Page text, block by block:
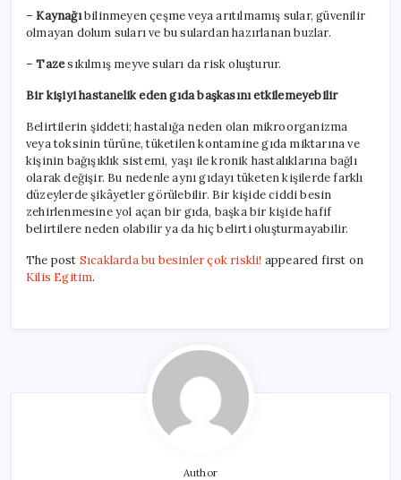
– Kaynağıbilinmeyen çeşme veya arıtılmamış sular, güvenilir
olmayan dolum suları ve bu sulardan hazırlanan buzlar.
– Tazesıkılmış meyve suları da risk oluşturur.
Bir kişiyi hastanelik eden gıda başkasını etkilemeyebilir
Belirtilerin şiddeti; hastalığa neden olan mikroorganizma
veya toksinin türüne, tüketilen kontamine gıda miktarına ve
kişinin bağışıklık sistemi, yaşı ile kronik hastalıklarına bağlı
olarak değişir. Bu nedenle aynı gıdayı tüketen kişilerde farklı
düzeylerde şikâyetler görülebilir. Bir kişide ciddi besin
zehirlenmesine yol açan bir gıda, başka bir kişide hafif
belirtilere neden olabilir ya da hiç belirti oluşturmayabilir.
The post Sıcaklarda bu besinler çok riskli! appeared first on
Kilis Egitim.
Author